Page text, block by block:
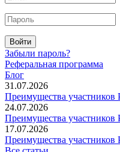
Войти
Забыли пароль?
Реферальная программа
Блог
31.07.2026
Преимущества
24.07.2026
Преимущества
17.07.2026
Преимущества